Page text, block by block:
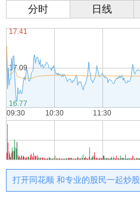
分时 日线
打开同花顺 和专业的股民一起炒股